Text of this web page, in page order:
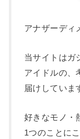
アナザーディ
当サイトはガ
アイドルの、
届けしていま
好きなモノ・
1つのことに